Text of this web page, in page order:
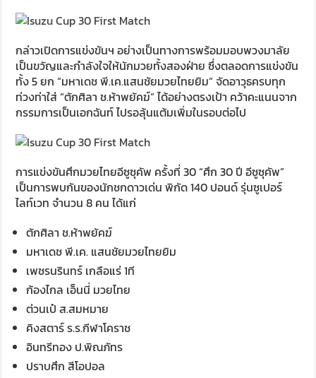
กล่าวเปิดการแข่งขันฯ อย่างเป็นทางการพร้อมมอบพวงมาลัย
เป็นขวัญและกำลังใจให้นักมวยทั้งสองฝ่าย ซึ่งตลอดการแข่งขัน
ทั้ง 5 ยก “มหาเดช พี.เค.แสนชัยมวยไทยยิม” จัดอาวุธครบทุก
ท่วงท่าใส่ “ตักศิลา ช.ห้าพยัคฆ์” ได้อย่างตรงเป้า คว้าคะแนนจาก
กรรมการเป็นเอกฉันท์ ไปรอลุ้นแต้มเพิ่มในรอบต่อไป
การแข่งขันศึกมวยไทยอีซูซุคัพ ครั้งที่ 30 “ศึก 30 ปี อีซูซุคัพ”
เป็นการพบกันของนักชกดาวเด่น พิกัด 140 ปอนด์ รุ่นซูเปอร์
ไลท์เวท จำนวน 8 คน ได้แก่
ตักศิลา ช.ห้าพยัคฆ์
มหาเดช พี.เค. แสนชัยมวยไทยยิม
เพชรนรินทร์ เกลือแร่ 1ที
ก้องไกล เอ็นนี่ มวยไทย
ต่วนเป๋ ส.สมหมาย
คิงสตาร์ ร.ร.กีฬาโคราช
อินทรีทอง ป.พิณภัทร
ปราบศึก สีโอปอล